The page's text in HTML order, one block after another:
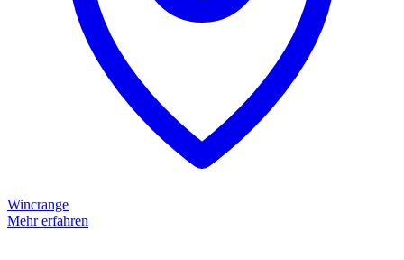
Wincrange
Mehr erfahren